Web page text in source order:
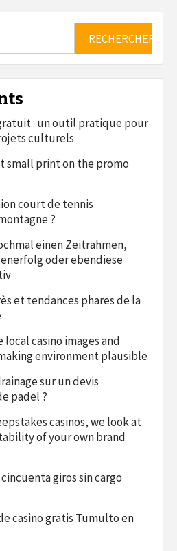
: un outil pratique pour
culturels
small print on the promo
court de tennis
?
einen Zeitrahmen,
oder ebendiese
et tendances phares de la
casino images and
environment plausible
sur un devis
padel ?
casinos, we look at
of your own brand
giros sin cargo
casino gratis Tumulto en